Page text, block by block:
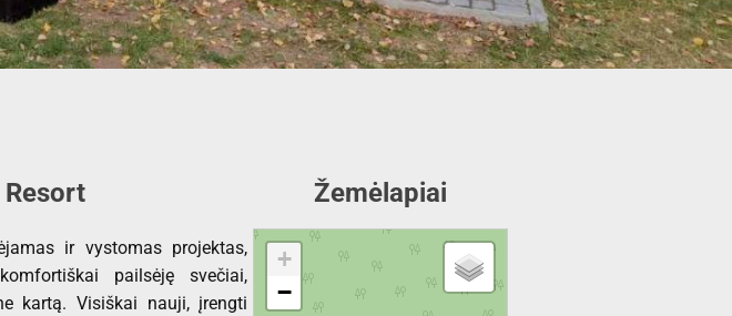
ir vystomas projektas,
pailsėję svečiai,
kartą. Visiškai nauji, įrengti
Žemėlapiai
+
−